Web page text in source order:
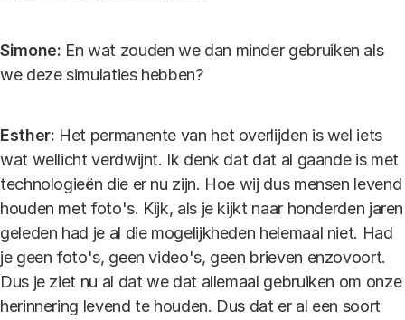
Simone: En wat zouden we dan minder gebruiken als
we deze simulaties hebben?
Esther: Het permanente van het overlijden is wel iets
wat wellicht verdwijnt. Ik denk dat dat al gaande is met
technologieën die er nu zijn. Hoe wij dus mensen levend
houden met foto's. Kijk, als je kijkt naar honderden jaren
geleden had je al die mogelijkheden helemaal niet. Had
je geen foto's, geen video's, geen brieven enzovoort.
Dus je ziet nu al dat we dat allemaal gebruiken om onze
herinnering levend te houden. Dus dat er al een soort